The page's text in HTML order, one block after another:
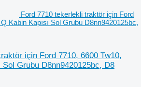
Ford 7710 tekerlekli traktör için Ford
Kabin Kapısı Sol Grubu D8nn9420125bc,
için Ford 7710, 6600 Tw10,
Sol Grubu D8nn9420125bc, D8